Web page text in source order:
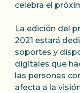
celebra el
La edición del
2021 estará
soportes y
digitales que
las personas
afecta a la